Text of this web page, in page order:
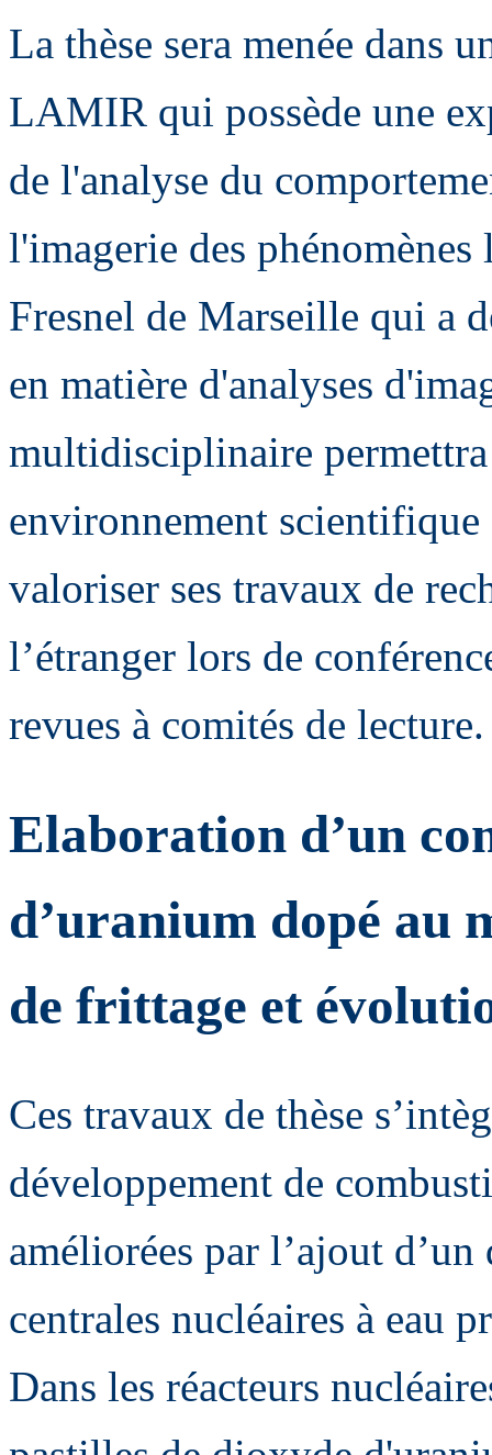
La thèse sera menée dans
LAMIR qui possède une
de l'analyse du
l'imagerie des phénomènes
Fresnel de Marseille qui a
en matière d'analyses
multidisciplinaire
environnement
valoriser ses travaux de
l’étranger lors de
revues à comités de lecture.
Elaboration d’un
d’uranium dopé au
de frittage et
Ces travaux de thèse
développement de
améliorées par l’ajout
centrales nucléaires à eau
Dans les réacteurs